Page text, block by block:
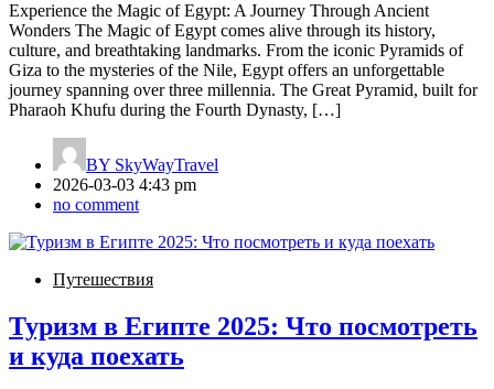
Experience the Magic of Egypt: A Journey Through Ancient
Wonders The Magic of Egypt comes alive through its history,
culture, and breathtaking landmarks. From the iconic Pyramids of
Giza to the mysteries of the Nile, Egypt offers an unforgettable
journey spanning over three millennia. The Great Pyramid, built for
Pharaoh Khufu during the Fourth Dynasty, […]
BY SkyWayTravel
2026-03-03 4:43 pm
no comment
Путешествия
Туризм в Египте 2025: Что посмотреть
и куда поехать